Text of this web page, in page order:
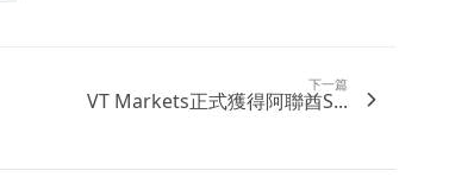
下一篇
‌VT Markets正式獲得阿聯酋S...